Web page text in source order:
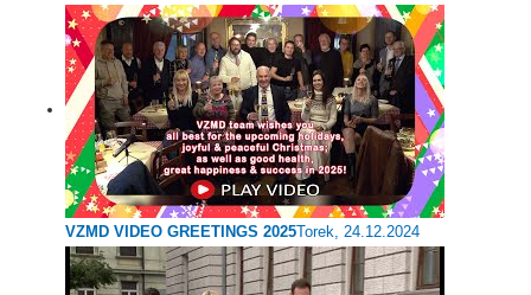
VZMD VIDEO GREETINGS 2025Torek, 24.12.2024